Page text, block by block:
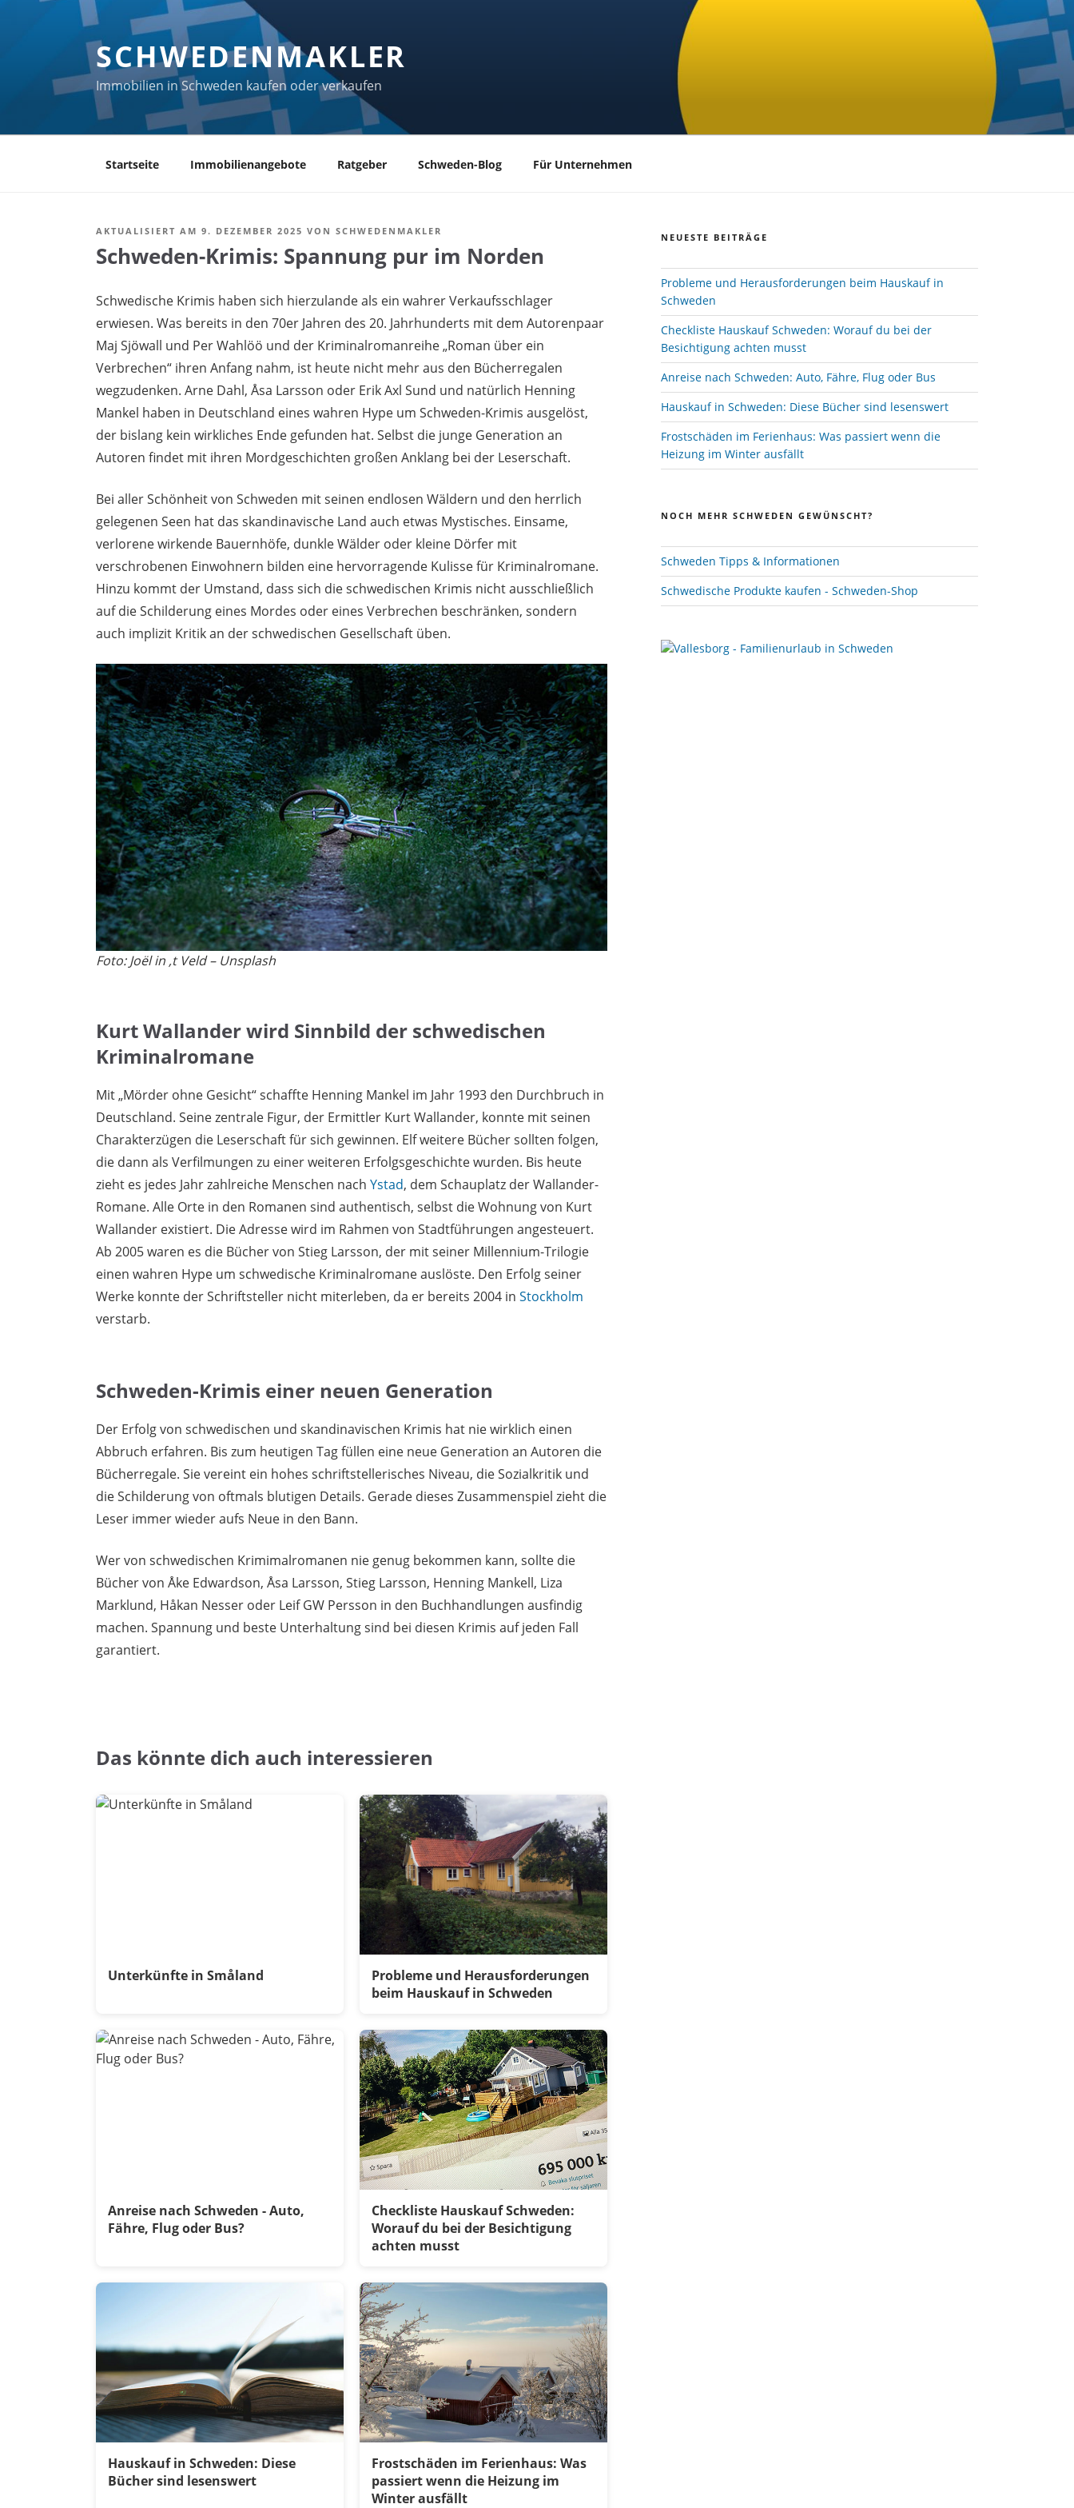
SCHWEDENMAKLER
Immobilien in Schweden kaufen oder verkaufen
Startseite Immobilienangebote Ratgeber Schweden-Blog Für Unternehmen
AKTUALISIERT AM 9. DEZEMBER 2025 VON SCHWEDENMAKLER
Schweden-Krimis: Spannung pur im Norden
Schwedische Krimis haben sich hierzulande als ein wahrer Verkaufsschlager
erwiesen. Was bereits in den 70er Jahren des 20. Jahrhunderts mit dem Autorenpaar
Maj Sjöwall und Per Wahlöö und der Kriminalromanreihe „Roman über ein
Verbrechen“ ihren Anfang nahm, ist heute nicht mehr aus den Bücherregalen
wegzudenken. Arne Dahl, Åsa Larsson oder Erik Axl Sund und natürlich Henning
Mankel haben in Deutschland eines wahren Hype um Schweden-Krimis ausgelöst,
der bislang kein wirkliches Ende gefunden hat. Selbst die junge Generation an
Autoren findet mit ihren Mordgeschichten großen Anklang bei der Leserschaft.
Bei aller Schönheit von Schweden mit seinen endlosen Wäldern und den herrlich
gelegenen Seen hat das skandinavische Land auch etwas Mystisches. Einsame,
verlorene wirkende Bauernhöfe, dunkle Wälder oder kleine Dörfer mit
verschrobenen Einwohnern bilden eine hervorragende Kulisse für Kriminalromane.
Hinzu kommt der Umstand, dass sich die schwedischen Krimis nicht ausschließlich
auf die Schilderung eines Mordes oder eines Verbrechen beschränken, sondern
auch implizit Kritik an der schwedischen Gesellschaft üben.
Foto: Joël in ‚t Veld – Unsplash
Kurt Wallander wird Sinnbild der schwedischen
Kriminalromane
Mit „Mörder ohne Gesicht“ schaffte Henning Mankel im Jahr 1993 den Durchbruch in
Deutschland. Seine zentrale Figur, der Ermittler Kurt Wallander, konnte mit seinen
Charakterzügen die Leserschaft für sich gewinnen. Elf weitere Bücher sollten folgen,
die dann als Verfilmungen zu einer weiteren Erfolgsgeschichte wurden. Bis heute
zieht es jedes Jahr zahlreiche Menschen nach Ystad, dem Schauplatz der Wallander-
Romane. Alle Orte in den Romanen sind authentisch, selbst die Wohnung von Kurt
Wallander existiert. Die Adresse wird im Rahmen von Stadtführungen angesteuert.
Ab 2005 waren es die Bücher von Stieg Larsson, der mit seiner Millennium-Trilogie
einen wahren Hype um schwedische Kriminalromane auslöste. Den Erfolg seiner
Werke konnte der Schriftsteller nicht miterleben, da er bereits 2004 in Stockholm
verstarb.
Schweden-Krimis einer neuen Generation
Der Erfolg von schwedischen und skandinavischen Krimis hat nie wirklich einen
Abbruch erfahren. Bis zum heutigen Tag füllen eine neue Generation an Autoren die
Bücherregale. Sie vereint ein hohes schriftstellerisches Niveau, die Sozialkritik und
die Schilderung von oftmals blutigen Details. Gerade dieses Zusammenspiel zieht die
Leser immer wieder aufs Neue in den Bann.
Wer von schwedischen Krimimalromanen nie genug bekommen kann, sollte die
Bücher von Åke Edwardson, Åsa Larsson, Stieg Larsson, Henning Mankell, Liza
Marklund, Håkan Nesser oder Leif GW Persson in den Buchhandlungen ausfindig
machen. Spannung und beste Unterhaltung sind bei diesen Krimis auf jeden Fall
garantiert.
Das könnte dich auch interessieren
Unterkünfte in Småland
Probleme und Herausforderungen
beim Hauskauf in Schweden
Anreise nach Schweden - Auto,
Fähre, Flug oder Bus?
Checkliste Hauskauf Schweden:
Worauf du bei der Besichtigung
achten musst
Hauskauf in Schweden: Diese
Bücher sind lesenswert
Frostschäden im Ferienhaus: Was
passiert wenn die Heizung im
Winter ausfällt
NEUESTE BEITRÄGE
Probleme und Herausforderungen beim Hauskauf in
Schweden
Checkliste Hauskauf Schweden: Worauf du bei der
Besichtigung achten musst
Anreise nach Schweden: Auto, Fähre, Flug oder Bus
Hauskauf in Schweden: Diese Bücher sind lesenswert
Frostschäden im Ferienhaus: Was passiert wenn die
Heizung im Winter ausfällt
NOCH MEHR SCHWEDEN GEWÜNSCHT?
Schweden Tipps & Informationen
Schwedische Produkte kaufen - Schweden-Shop